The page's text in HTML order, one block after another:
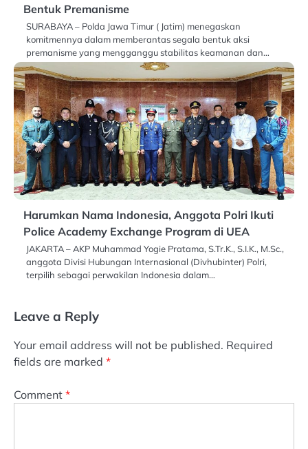
Bentuk Premanisme
SURABAYA – Polda Jawa Timur ( Jatim) menegaskan
komitmennya dalam memberantas segala bentuk aksi
premanisme yang mengganggu stabilitas keamanan dan…
Harumkan Nama Indonesia, Anggota Polri Ikuti
Police Academy Exchange Program di UEA
JAKARTA – AKP Muhammad Yogie Pratama, S.Tr.K., S.I.K., M.Sc.,
anggota Divisi Hubungan Internasional (Divhubinter) Polri,
terpilih sebagai perwakilan Indonesia dalam…
Leave a Reply
Your email address will not be published. Required
fields are marked *
Comment *